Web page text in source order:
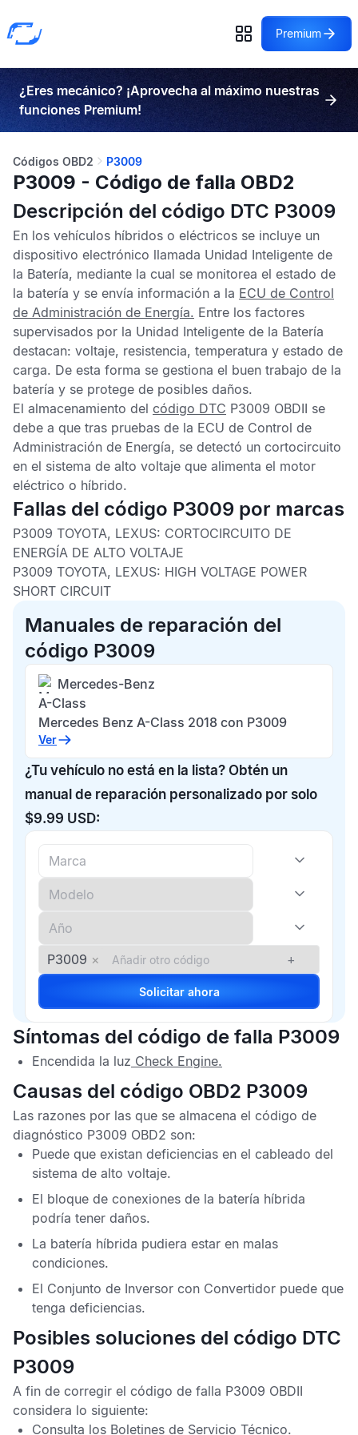
Premium
¿Eres mecánico? ¡Aprovecha al máximo nuestras
funciones Premium!
Códigos OBD2 P3009
P3009 - Código de falla OBD2
Descripción del código DTC P3009
En los vehículos híbridos o eléctricos se incluye un
dispositivo electrónico llamada Unidad Inteligente de
la Batería, mediante la cual se monitorea el estado de
la batería y se envía información a la ECU de Control
de Administración de Energía. Entre los factores
supervisados por la Unidad Inteligente de la Batería
destacan: voltaje, resistencia, temperatura y estado de
carga. De esta forma se gestiona el buen trabajo de la
batería y se protege de posibles daños.
El almacenamiento del código DTC P3009 OBDII se
debe a que tras pruebas de la ECU de Control de
Administración de Energía, se detectó un cortocircuito
en el sistema de alto voltaje que alimenta el motor
eléctrico o híbrido.
Fallas del código P3009 por marcas
P3009 TOYOTA, LEXUS: CORTOCIRCUITO DE
ENERGÍA DE ALTO VOLTAJE
P3009 TOYOTA, LEXUS: HIGH VOLTAGE POWER
SHORT CIRCUIT
Manuales de reparación del
código P3009
Mercedes-Benz
A-Class
Mercedes Benz A-Class 2018 con P3009
Ver
¿Tu vehículo no está en la lista? Obtén un
manual de reparación personalizado por solo
$9.99 USD:
P3009 × +
Solicitar ahora
Síntomas del código de falla P3009
Encendida la luz Check Engine.
Causas del código OBD2 P3009
Las razones por las que se almacena el código de
diagnóstico P3009 OBD2 son:
Puede que existan deficiencias en el cableado del
sistema de alto voltaje.
El bloque de conexiones de la batería híbrida
podría tener daños.
La batería híbrida pudiera estar en malas
condiciones.
El Conjunto de Inversor con Convertidor puede que
tenga deficiencias.
Posibles soluciones del código DTC
P3009
A fin de corregir el código de falla P3009 OBDII
considera lo siguiente:
Consulta los Boletines de Servicio Técnico.